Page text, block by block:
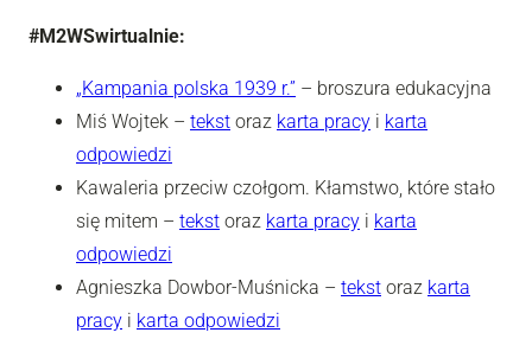
#M2WSwirtualnie:
„Kampania polska 1939 r.” – broszura edukacyjna
Miś Wojtek – tekst oraz karta pracy i karta
odpowiedzi
Kawaleria przeciw czołgom. Kłamstwo, które stało
się mitem – tekst oraz karta pracy i karta
odpowiedzi
Agnieszka Dowbor-Muśnicka – tekst oraz karta
pracy i karta odpowiedzi